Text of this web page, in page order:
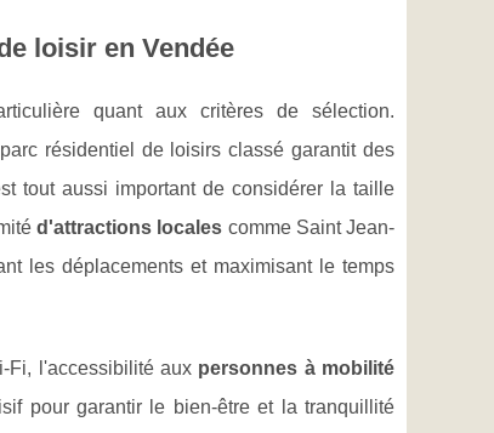
loisir en Vendée
quant aux critères de sélection.
résidentiel de loisirs classé garantit des
tout aussi important de considérer la taille
d'attractions locales comme Saint Jean-
les déplacements et maximisant le temps
Fi, l'accessibilité aux personnes à mobilité
pour garantir le bien-être et la tranquillité